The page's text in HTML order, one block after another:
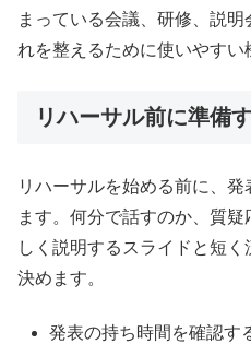
まっている会議、研修、説
れを整えるために使いやすい
リハーサル前に準備
リハーサルを始める前に、
ます。何分で話すのか、質
しく説明するスライドと短
決めます。
発表の持ち時間を確認す